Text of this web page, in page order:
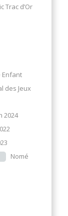
Trac d’Or
Enfant
des Jeux
2024
Nomé